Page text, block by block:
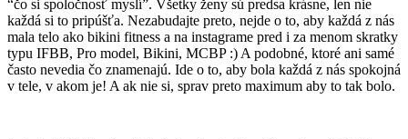
“čo si spoločnosť myslí”. Všetky ženy sú predsa krásne, len nie
každá si to pripúšťa. Nezabudajte preto, nejde o to, aby každá z nás
mala telo ako bikini fitness a na instagrame pred i za menom skratky
typu IFBB, Pro model, Bikini, MCBP :) A podobné, ktoré ani samé
často nevedia čo znamenajú. Ide o to, aby bola každá z nás spokojná
v tele, v akom je! A ak nie si, sprav preto maximum aby to tak bolo.